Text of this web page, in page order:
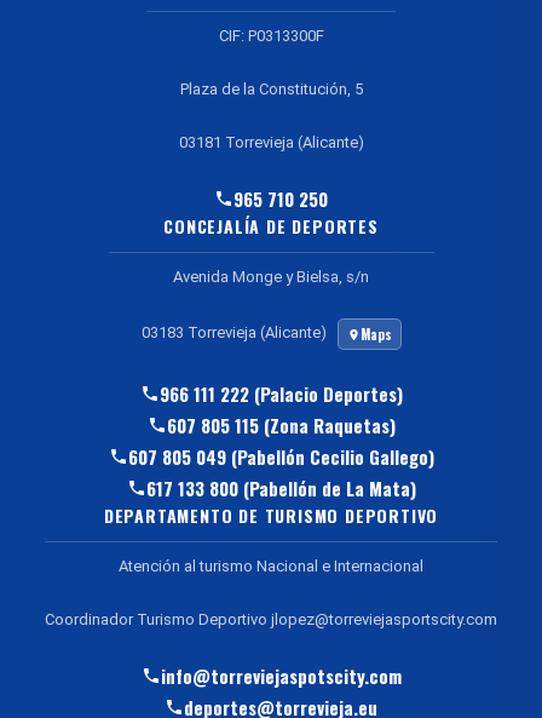
CIF: P0313300F
Plaza de la Constitución, 5
03181 Torrevieja (Alicante)
965 710 250
CONCEJALÍA DE DEPORTES
Avenida Monge y Bielsa, s/n
03183 Torrevieja (Alicante) Maps
966 111 222 (Palacio Deportes)
607 805 115 (Zona Raquetas)
607 805 049 (Pabellón Cecilio Gallego)
617 133 800 (Pabellón de La Mata)
DEPARTAMENTO DE TURISMO DEPORTIVO
Atención al turismo Nacional e Internacional
Coordinador Turismo Deportivo jlopez@torreviejasportscity.com
info@torreviejaspotscity.com
deportes@torrevieja.eu